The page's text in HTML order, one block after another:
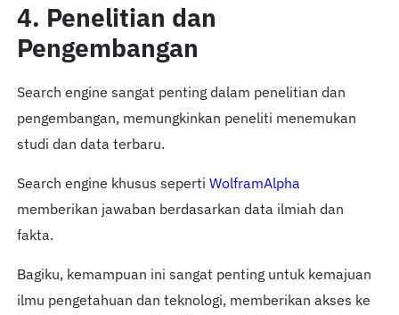
4. Penelitian dan
Pengembangan
Search engine sangat penting dalam penelitian dan
pengembangan, memungkinkan peneliti menemukan
studi dan data terbaru.
Search engine khusus seperti WolframAlpha
memberikan jawaban berdasarkan data ilmiah dan
fakta.
Bagiku, kemampuan ini sangat penting untuk kemajuan
ilmu pengetahuan dan teknologi, memberikan akses ke